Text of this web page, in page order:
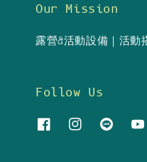
Our Mission
露營&活動設備｜活動
Follow Us